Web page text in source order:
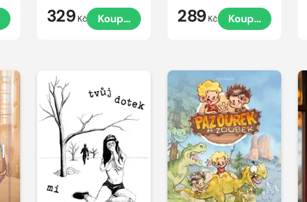
329 Kč Koupit 289 Kč Koupit